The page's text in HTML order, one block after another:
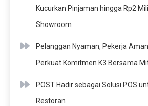
Kucurkan Pinjaman hingga Rp2
Showroom
Pelanggan Nyaman, Pekerja
Perkuat Komitmen K3 Bersama
POST Hadir sebagai Solusi POS
Restoran